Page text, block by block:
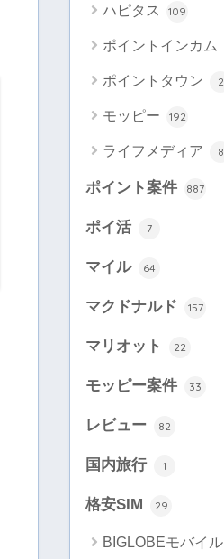
ハピタス 109
ポイントインカム
ポイントタウン 2
モッピー 192
ライフメディア 8
ポイント案件 887
ポイ活 7
マイル 64
マクドナルド 157
マリオット 22
モッピー案件 33
レビュー 82
国内旅行 1
格安SIM 29
BIGLOBEモバイル